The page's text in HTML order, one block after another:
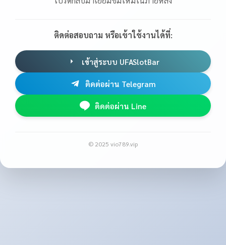
ติดต่อสอบถาม หรือเข้าใช้งานได้ที่:
เข้าสู่ระบบ UFASlotBar
ติดต่อผ่าน Telegram
ติดต่อผ่าน Line
© 2025 vio789.vip